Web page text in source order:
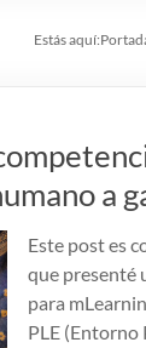
Estás aquí:
a
Este post es
que presenté
para
PLE (Entorno